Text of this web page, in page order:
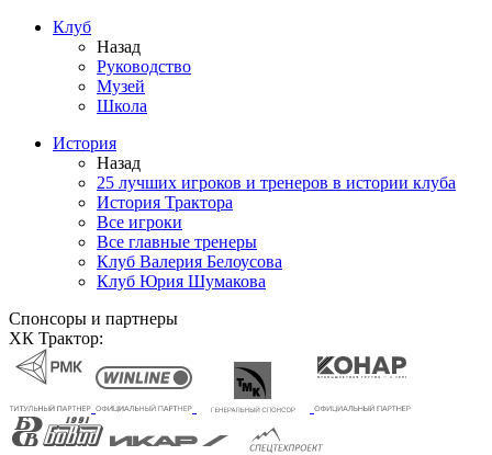
Клуб
Назад
Руководство
Музей
Школа
История
Назад
25 лучших игроков и тренеров в истории клуба
История Трактора
Все игроки
Все главные тренеры
Клуб Валерия Белоусова
Клуб Юрия Шумакова
Спонсоры и партнеры
ХК Трактор: